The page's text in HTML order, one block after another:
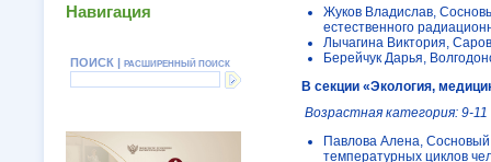
Навигация
ПОИСК | РАСШИРЕННЫЙ ПОИСК
Жуков Владислав,
естественного
Лычагина Виктория,
Берейчук Дарья,
В секции «Экология,
Возрастная категория: 9-11
Павлова Алена, Сосновый
температурных циклов